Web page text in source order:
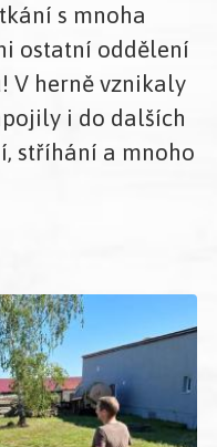
s mnoha
ostatní oddělení
V herně vznikaly
i do dalších
stříhání a mnoho